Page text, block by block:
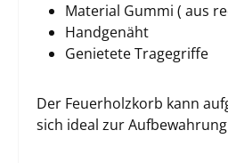
Material Gummi ( aus
Handgenäht
Genietete Tragegriffe
Der Feuerholzkorb kann
sich ideal zur